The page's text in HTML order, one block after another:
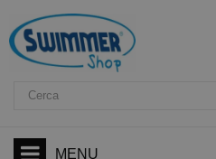
MENU